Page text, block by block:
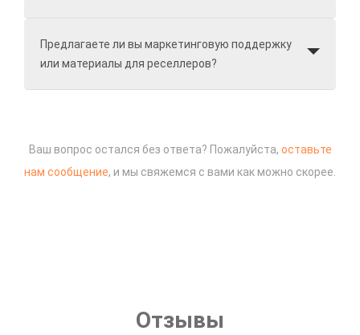
Предлагаете ли вы маркетинговую поддержку
или материалы для реселлеров?
Ваш вопрос остался без ответа? Пожалуйста, оставьте
нам сообщение, и мы свяжемся с вами как можно скорее.
Отзывы